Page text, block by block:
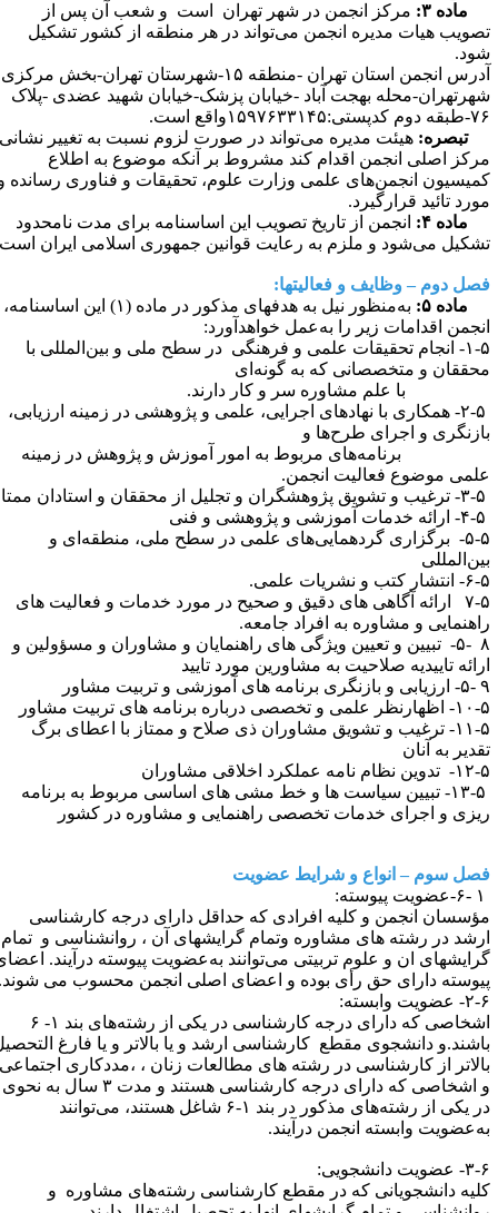
ماده ۳:
مرکز انجمن در شهر تهران است و شعب آن پس از
هیات مدیره انجمن می‌تواند در هر منطقه از کشور تشکیل
آدرس انجمن استان تهران -منطقه ۱۵-شهرستان تهران-بخش مرکزی
محله بهجت آباد -خیابان پزشک-خیابان شهید عضدی -پلاک
است.
تبصره:هیئت مدیره می‌تواند در صورت لزوم نسبت به تغییر نشانی
اصلی انجمن اقدام کند مشروط بر آنکه موضوع به اطلاع
انجمن‌های علمی وزارت علوم، تحقیقات و فناوری رسانده و
تائید قرارگیرد.
ماده ۴:
انجمن از تاریخ تصویب این اساسنامه برای مدت نامحدود
می‌شود و ملزم به رعایت قوانین جمهوری اسلامی ایران است.
دوم – وظایف و فعالیتها:
ماده ۵:
به‌منظور نیل به هدفهای مذکور در ماده (۱) این اساسنامه،
اقدامات زیر را به‌عمل خواهد‌آورد:
۱-۵- انجام تحقیقات علمی و فرهنگی در سطح ملی و بین‌المللی با
و متخصصانی که به گونه‌ای
علم مشاوره سر و کار دارند.
۲-۵- همکاری با نهادهای اجرایی، علمی و پژوهشی در زمینه ارزیابی،
و اجرای طرح‌ها و
مربوط به امور آموزش و پژوهش در زمینه
موضوع فعالیت انجمن.
۵-۵- برگزاری گردهمایی‌های علمی در سطح ملی، منطقه‌ای و
کتب و نشریات علمی.
۷-۵ ارائه آگاهی های دقیق و صحیح در مورد خدمات و فعالیت های
و مشاوره به افراد جامعه.
۸ -۵- تبیین و تعیین ویژگی های راهنمایان و مشاوران و مسؤولین و
تاییدیه صلاحیت به مشاورین مورد تایید
علمی و تخصصی درباره برنامه های تربیت مشاور
۱۱-۵- ترغیب و تشویق مشاوران ذی صلاح و ممتاز با اعطای برگ
به آنان
نظام نامه عملکرد اخلاقی مشاوران
۱۳-۵- تبیین سیاست ها و خط مشی های اساسی مربوط به برنامه
و اجرای خدمات تخصصی راهنمایی و مشاوره در کشور
سوم – انواع و شرایط عضویت
انجمن و کلیه افرادی که حداقل دارای درجه کارشناسی
در رشته های مشاوره وتمام گرایشهای آن ، روانشناسی و تمام
ان و علوم تربیتی می‌توانند به‌عضویت پیوسته درآیند. اعضای
دارای حق رأی بوده و اعضای اصلی انجمن محسوب می شوند.
وابسته:
اشخاصی که دارای درجه کارشناسی در یکی از رشته‌های بند ۱- ۶
دانشجوی مقطع کارشناسی ارشد و یا بالاتر و یا فارغ التحصیل
از کارشناسی در رشته های مطالعات زنان ، ،مددکاری اجتماعی
و اشخاصی که دارای درجه کارشناسی هستند و مدت ۳ سال به نحوی
در یکی از رشته‌های مذکور در بند ۱-۶ شاغل هستند، می‌توانند
وابسته انجمن درآیند.
دانشجویی:
دانشجویانی که در مقطع کارشناسی رشته‌های مشاوره و